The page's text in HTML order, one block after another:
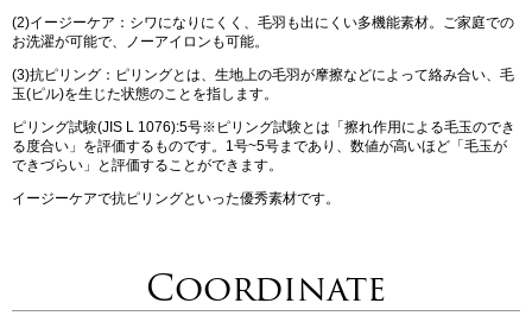
(2)イージーケア：シワになりにくく、毛羽も出にくい多機能素材。ご家庭での
お洗濯が可能で、ノーアイロンも可能。
(3)抗ピリング：ピリングとは、生地上の毛羽が摩擦などによって絡み合い、毛
玉(ピル)を生じた状態のことを指します。
ピリング試験(JIS L 1076):5号※ピリング試験とは「擦れ作用による毛玉のでき
る度合い」を評価するものです。1号~5号まであり、数値が高いほど「毛玉が
できづらい」と評価することができます。
イージーケアで抗ピリングといった優秀素材です。
Coordinate